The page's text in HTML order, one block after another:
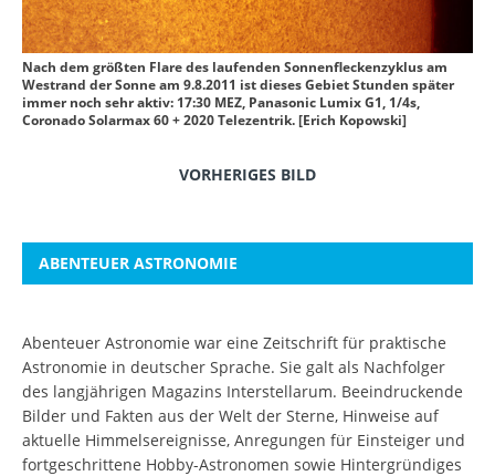
Nach dem größten Flare des laufenden Sonnenfleckenzyklus am
Westrand der Sonne am 9.8.2011 ist dieses Gebiet Stunden später
immer noch sehr aktiv: 17:30 MEZ, Panasonic Lumix G1, 1/4s,
Coronado Solarmax 60 + 2020 Telezentrik. [Erich Kopowski]
VORHERIGES BILD
ABENTEUER ASTRONOMIE
Abenteuer Astronomie war eine Zeitschrift für praktische
Astronomie in deutscher Sprache. Sie galt als Nachfolger
des langjährigen Magazins Interstellarum. Beeindruckende
Bilder und Fakten aus der Welt der Sterne, Hinweise auf
aktuelle Himmelsereignisse, Anregungen für Einsteiger und
fortgeschrittene Hobby-Astronomen sowie Hintergründiges